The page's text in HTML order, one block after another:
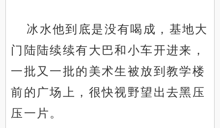
冰水他到底是没有喝成，基地大
门陆陆续续有大巴和小车开进来，
一批又一批的美术生被放到教学楼
前的广场上，很快视野望出去黑压
压一片。